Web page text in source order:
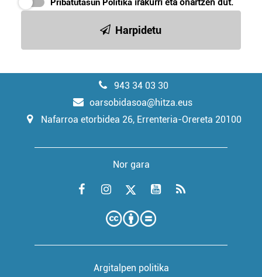
Pribatutasun Politika irakurri eta onartzen dut.
Harpidetu
943 34 03 30
oarsobidasoa@hitza.eus
Nafarroa etorbidea 26, Errenteria-Orereta 20100
Nor gara
Argitalpen politika